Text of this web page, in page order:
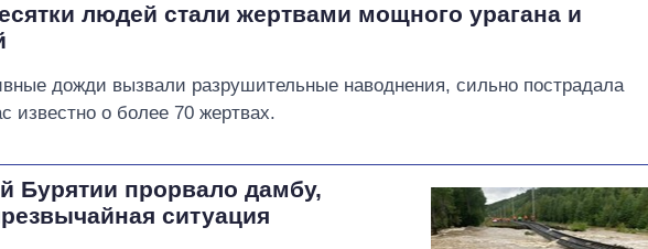
людей стали жертвами мощного урагана и
дожди вызвали разрушительные наводнения, сильно пострадала
известно о более 70 жертвах.
Бурятии прорвало дамбу,
ситуация